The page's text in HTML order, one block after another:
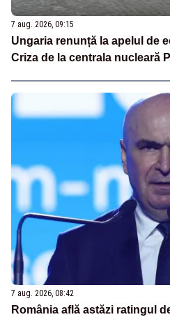
7 aug. 2026, 09:15
Ungaria renunță la apelul de
Criza de la centrala nucleară
7 aug. 2026, 08:42
România află astăzi ratingul